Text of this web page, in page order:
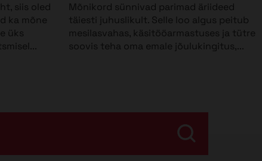
siis oled
ka mõne
üks
Mõnikord sünnivad parimad äriideed
täiesti juhuslikult. Selle loo algus peitub
mesilasvahas, käsitööarmastuses ja tütre
soovis teha oma emale jõulukingitus,...